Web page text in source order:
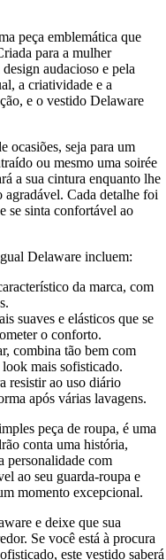
peça emblemática que
para a mulher
audacioso e pela
a criatividade e a
e o vestido Delaware
ocasiões, seja para um
ou mesmo uma soirée
a sua cintura enquanto lhe
Cada detalhe foi
se sinta confortável ao
Delaware incluem:
da marca, com
suaves e elásticos que se
o conforto.
combina tão bem com
mais sofisticado.
resistir ao uso diário
após várias lavagens.
peça de roupa, é uma
conta uma história,
personalidade com
ao seu guarda-roupa e
momento excepcional.
e deixe que sua
Se você está à procura
este vestido saberá